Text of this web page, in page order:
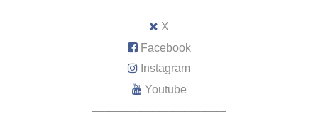
X
Facebook
Instagram
Youtube
–––––––––––––––––––––